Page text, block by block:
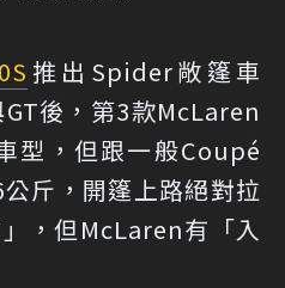
推出Spider敞篷車
後，第3款McLaren
型，但跟一般Coupé
斤，開篷上路絕對拉
，但McLaren有「入